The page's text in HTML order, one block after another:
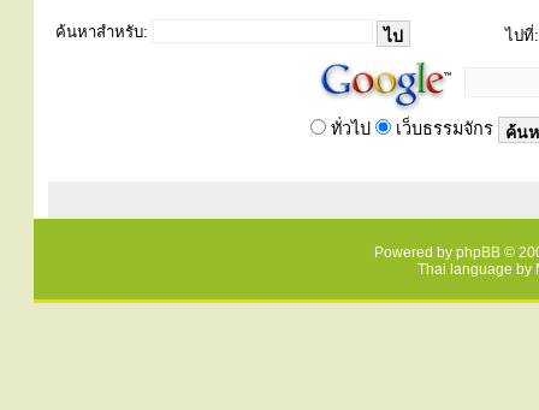
ค้นหาสำหรับ: ไปที่:
ทั่วไป เว็บธรรมจักร
Powered by phpBB ©
Thai language by